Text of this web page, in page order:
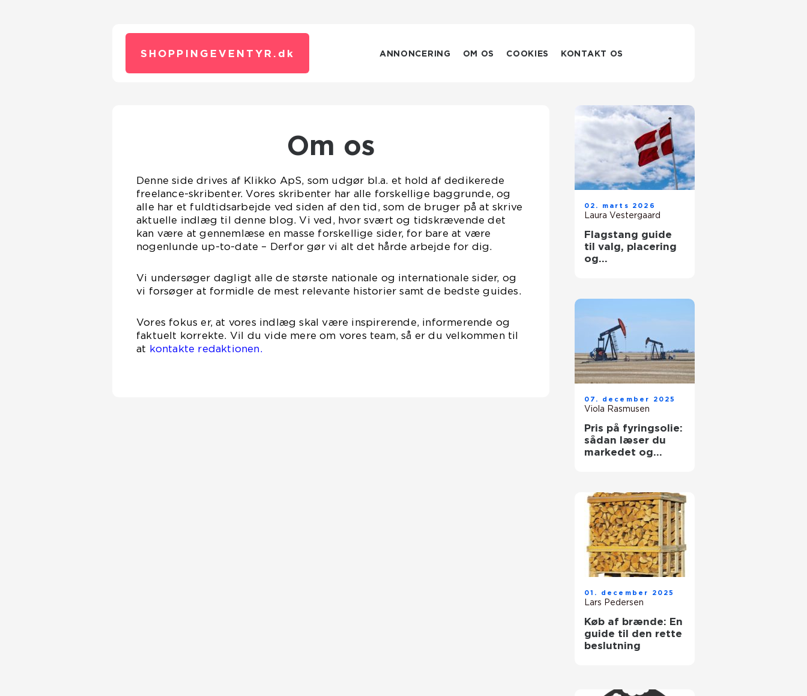
SHOPPINGEVENTYR. dk ANNONCERING OM OS COOKIES KONTAKT OS
Om os
Denne side drives af Klikko ApS, som udgør bl.a. et hold af dedikerede
freelance-skribenter. Vores skribenter har alle forskellige baggrunde, og
alle har et fuldtidsarbejde ved siden af den tid, som de bruger på at skrive
aktuelle indlæg til denne blog. Vi ved, hvor svært og tidskrævende det
kan være at gennemlæse en masse forskellige sider, for bare at være
nogenlunde up-to-date – Derfor gør vi alt det hårde arbejde for dig.
Vi undersøger dagligt alle de største nationale og internationale sider, og
vi forsøger at formidle de mest relevante historier samt de bedste guides.
Vores fokus er, at vores indlæg skal være inspirerende, informerende og
faktuelt korrekte. Vil du vide mere om vores team, så er du velkommen til
at kontakte redaktionen.
02. marts 2026
Laura Vestergaard
Flagstang guide
til valg, placering
og
07. december 2025
Viola Rasmusen
Pris på fyringsolie:
sådan læser du
markedet og
01. december 2025
Lars Pedersen
Køb af brænde: En
guide til den rette
beslutning